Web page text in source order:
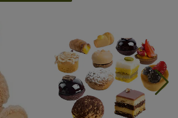
Collane Lussoni®
THUN®